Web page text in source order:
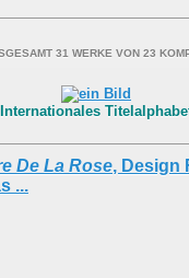
31 WERKE VON 23
Internationales
De La Rose, Design
...